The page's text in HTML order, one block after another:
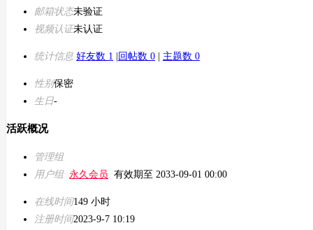
邮箱状态未验证
视频认证未认证
统计信息 好友数 1 回帖数 0 主题数 0
性别保密
生日-
活跃概况
管理组
用户组 永久会员 有效期至 2033-09-01 00:00
在线时间149 小时
注册时间2023-9-7 10:19